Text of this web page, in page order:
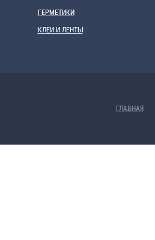
ГЕРМЕТИКИ
КЛЕИ И ЛЕНТЫ
ГЛАВНАЯ